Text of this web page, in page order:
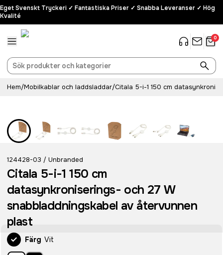
Eget Svenskt Tryckeri ✓ Fantastiska Priser ✓ Snabba Leveranser ✓ Hög
Kvalité
0
Hem/Mobilkablar och laddsladdar/Citala 5-i-1 150 cm
124428-03 / Unbranded
Citala 5-i-1 150 cm
datasynkroniserings- och 27 W
snabbladdningskabel av återvunnen
plast
Färg Vit